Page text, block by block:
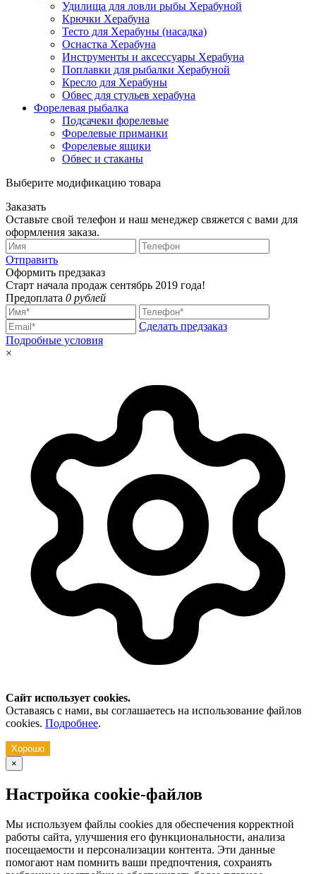
Удилища для ловли рыбы Херабуной
Крючки Херабуна
Тесто для Херабуны (насадка)
Оснастка Херабуна
Инструменты и аксессуары Херабуна
Поплавки для рыбалки Херабуной
Кресло для Херабуны
Обвес для стульев херабуна
Форелевая рыбалка
Подсачеки форелевые
Форелевые приманки
Форелевые ящики
Обвес и стаканы
Выберите модификацию товара
Заказать
Оставьте свой телефон и наш менеджер свяжется с вами для
оформления заказа.
Отправить
Оформить предзаказ
Старт начала продаж сентябрь 2019 года!
Предоплата 0 рублей
Сделать предзаказ
Подробные условия
×
Сайт использует cookies.
Оставаясь с нами, вы соглашаетесь на использование файлов
cookies. Подробнее.
Хорошо
×
Настройка cookie-файлов
Мы используем файлы cookies для обеспечения корректной
работы сайта, улучшения его функциональности, анализа
посещаемости и персонализации контента. Эти данные
помогают нам помнить ваши предпочтения, сохранять